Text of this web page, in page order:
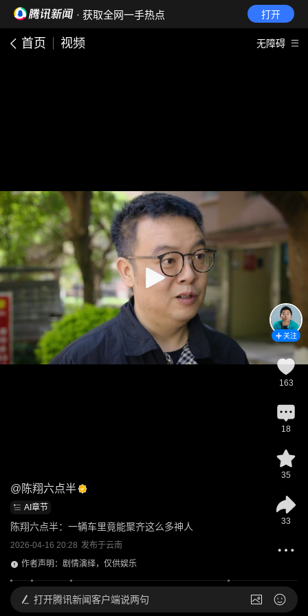
· 获取全网一手热点 打开
首页 视频 无障碍
@ 陈翔六点半
AI章节
陈翔六点半：一辆车里竟能聚齐这么多神人
2026-04-16 20:28 发布于云南
作者声明：剧情演绎，仅供娱乐
关注
163
18
35
33
打开腾讯新闻客户端说两句